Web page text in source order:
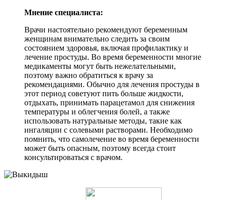
Мнение специалиста:
Врачи настоятельно рекомендуют беременным
женщинам внимательно следить за своим
состоянием здоровья, включая профилактику и
лечение простуды. Во время беременности многие
медикаменты могут быть нежелательными,
поэтому важно обратиться к врачу за
рекомендациями. Обычно для лечения простуды в
этот период советуют пить больше жидкости,
отдыхать, принимать парацетамол для снижения
температуры и облегчения болей, а также
использовать натуральные методы, такие как
ингаляции с солевыми растворами. Необходимо
помнить, что самолечение во время беременности
может быть опасным, поэтому всегда стоит
консультироваться с врачом.